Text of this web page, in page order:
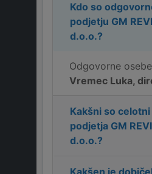
Kdo so
podjetju GM
d.o.o.?
Odgovorne
Vremec Luka,
Kakšni so
podjetja GM
d.o.o.?